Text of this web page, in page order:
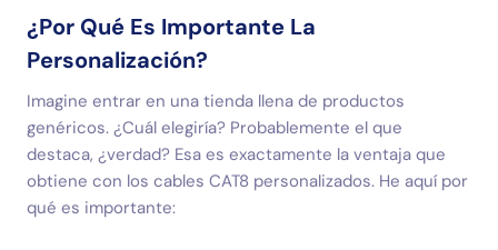
¿Por Qué Es Importante La
Personalización?
Imagine entrar en una tienda llena de productos
genéricos. ¿Cuál elegiría? Probablemente el que
destaca, ¿verdad? Esa es exactamente la ventaja que
obtiene con los cables CAT8 personalizados. He aquí por
qué es importante: